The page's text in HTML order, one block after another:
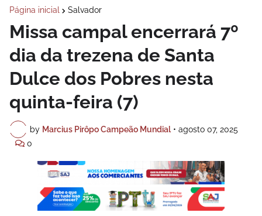
Página inicial Salvador
Missa campal encerrará 7º
dia da trezena de Santa
Dulce dos Pobres nesta
quinta-feira (7)
by Marcius Pirôpo Campeão Mundial • agosto 07, 2025
0